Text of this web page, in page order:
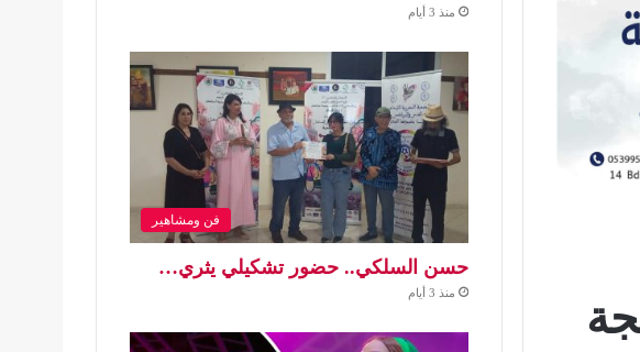
منذ 3 أيام
فن ومشاهير
حسن السلكي.. حضور تشكيلي يثري…
منذ 3 أيام